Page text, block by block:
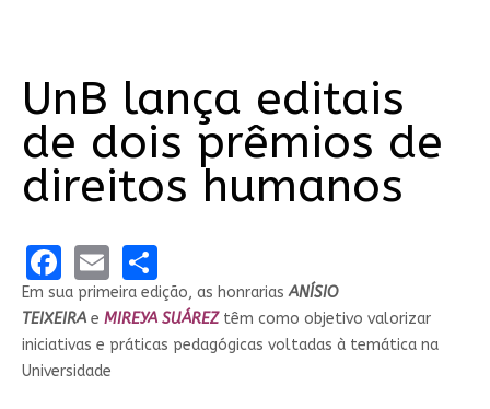
UnB lança editais
de dois prêmios de
direitos humanos
Facebook
EmailShare
Em sua primeira edição, as honrarias ANÍSIO
TEIXEIRAe MIREYA SUÁREZtêm como objetivo valorizar
iniciativas e práticas pedagógicas voltadas à temática na
Universidade